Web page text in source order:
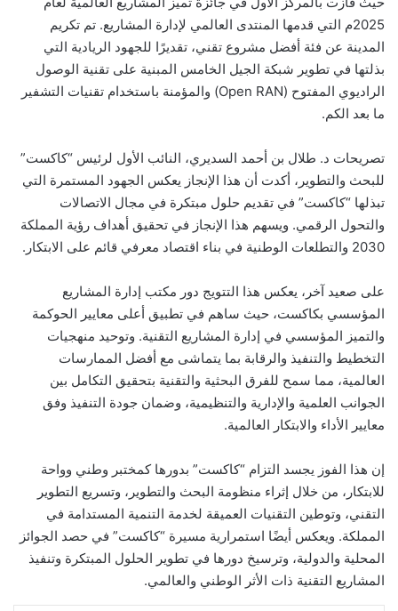
2025م التي قدمها المنتدى العالمي لإدارة المشاريع. تم تكريم
المدينة عن فئة أفضل مشروع تقني، تقديرًا للجهود الريادية التي
بذلتها في تطوير شبكة الجيل الخامس المبنية على تقنية الوصول
الراديوي المفتوح (Open RAN) والمؤمنة باستخدام تقنيات التشفير
ما بعد الكم.
تصريحات د. طلال بن أحمد السديري، النائب الأول لرئيس “كاكست”
للبحث والتطوير، أكدت أن هذا الإنجاز يعكس الجهود المستمرة التي
تبذلها “كاكست” في تقديم حلول مبتكرة في مجال الاتصالات
والتحول الرقمي. ويسهم هذا الإنجاز في تحقيق أهداف رؤية المملكة
2030 والتطلعات الوطنية في بناء اقتصاد معرفي قائم على الابتكار.
على صعيد آخر، يعكس هذا التتويج دور مكتب إدارة المشاريع
المؤسسي بكاكست، حيث ساهم في تطبيق أعلى معايير الحوكمة
والتميز المؤسسي في إدارة المشاريع التقنية. وتوحيد منهجيات
التخطيط والتنفيذ والرقابة بما يتماشى مع أفضل الممارسات
العالمية، مما سمح للفرق البحثية والتقنية بتحقيق التكامل بين
الجوانب العلمية والإدارية والتنظيمية، وضمان جودة التنفيذ وفق
معايير الأداء والابتكار العالمية.
إن هذا الفوز يجسد التزام “كاكست” بدورها كمختبر وطني وواحة
للابتكار، من خلال إثراء منظومة البحث والتطوير، وتسريع التطوير
التقني، وتوطين التقنيات العميقة لخدمة التنمية المستدامة في
المملكة. ويعكس أيضًا استمرارية مسيرة “كاكست” في حصد الجوائز
المحلية والدولية، وترسيخ دورها في تطوير الحلول المبتكرة وتنفيذ
المشاريع التقنية ذات الأثر الوطني والعالمي.